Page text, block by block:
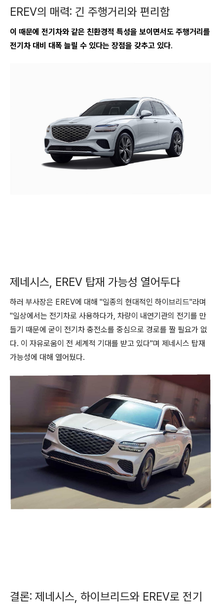
EREV의 매력: 긴 주행거리와 편리함
이 때문에 전기차와 같은 친환경적 특성을 보이면서도 주행거리를
전기차 대비 대폭 늘릴 수 있다는 장점을 갖추고 있다.
제네시스, EREV 탑재 가능성 열어두다
하러 부사장은 EREV에 대해 "일종의 현대적인 하이브리드"라며
"일상에서는 전기차로 사용하다가, 차량이 내연기관의 전기를 만
들기 때문에 굳이 전기차 충전소를 중심으로 경로를 짤 필요가 없
다. 이 자유로움이 전 세계적 기대를 받고 있다"며 제네시스 탑재
가능성에 대해 열어뒀다.
결론: 제네시스, 하이브리드와 EREV로 전기